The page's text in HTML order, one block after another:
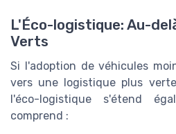
L'Éco-logistique: Au-
Verts
Si l'adoption de véhicules
vers une logistique plus
l'éco-logistique s'étend
comprend :